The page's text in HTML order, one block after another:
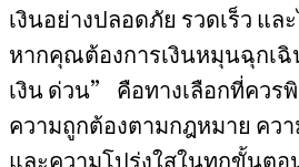
เงินอย่างปลอดภัย รวดเร็ว แ
หากคุณต้องการเงินหมุนฉุก
เงิน ด่วน” คือทางเลือกที่ควร
ความถูกต้องตามกฎหมาย คว
และความโปร่งใสในทุกขั้นตอ